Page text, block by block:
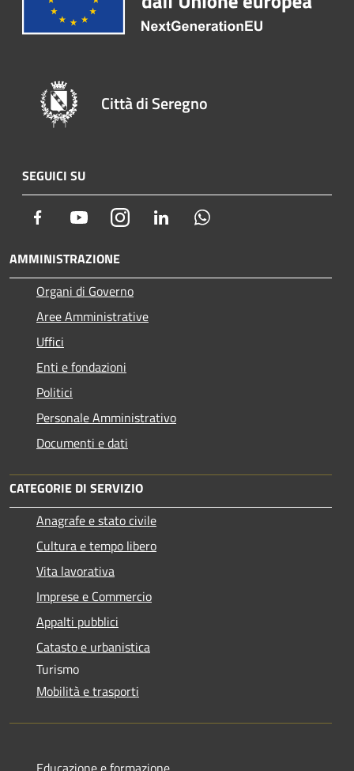
Città di Seregno
SEGUICI SU
Facebook YoutubeInstagram LinkedIn
AMMINISTRAZIONE
Organi di Governo
Aree Amministrative
Uffici
Enti e fondazioni
Politici
Personale Amministrativo
Documenti e dati
CATEGORIE DI SERVIZIO
Anagrafe e stato civile
Cultura e tempo libero
Vita lavorativa
Imprese e Commercio
Appalti pubblici
Catasto e urbanistica
Turismo
Mobilità e trasporti